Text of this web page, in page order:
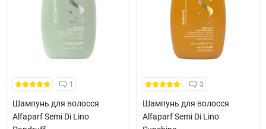
1
Шампунь для волосся
Alfaparf Semi Di Lino
3
Шампунь для волосся
Alfaparf Semi Di Lino